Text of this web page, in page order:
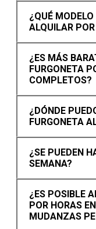
¿QUÉ
ALQUILAR
¿ES MÁS
FURGONETA
COMPLETOS?
¿DÓNDE
FURGONETA
¿SE PUEDEN
SEMANA?
¿ES POSIBLE
POR HORAS
MUDANZAS